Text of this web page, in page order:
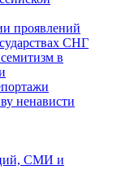
проявлений
СНГ
в
ненависти
СМИ и